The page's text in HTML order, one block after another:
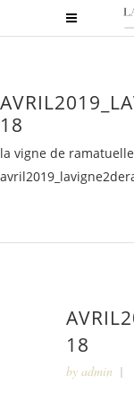
18
la vigne de
18
by admin